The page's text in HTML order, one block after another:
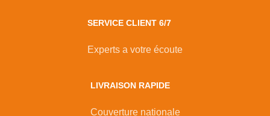
SERVICE CLIENT 6/7
Experts a votre écoute
LIVRAISON RAPIDE
Couverture nationale